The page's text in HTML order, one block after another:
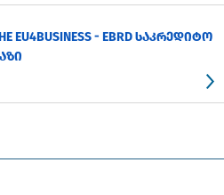
EU4BUSINESS - EBRD ᲡᲐᲙᲠᲔᲓᲘᲢᲝ